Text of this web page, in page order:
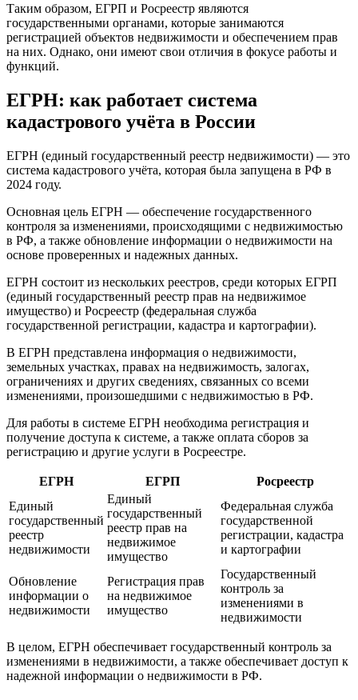
Таким образом, ЕГРП и Росреестр являются
государственными органами, которые занимаются
регистрацией объектов недвижимости и обеспечением прав
на них. Однако, они имеют свои отличия в фокусе работы и
функций.
ЕГРН: как работает система
кадастрового учёта в России
ЕГРН (единый государственный реестр недвижимости) — это
система кадастрового учёта, которая была запущена в РФ в
2024 году.
Основная цель ЕГРН — обеспечение государственного
контроля за изменениями, происходящими с недвижимостью
в РФ, а также обновление информации о недвижимости на
основе проверенных и надежных данных.
ЕГРН состоит из нескольких реестров, среди которых ЕГРП
(единый государственный реестр прав на недвижимое
имущество) и Росреестр (федеральная служба
государственной регистрации, кадастра и картографии).
В ЕГРН представлена информация о недвижимости,
земельных участках, правах на недвижимость, залогах,
ограничениях и других сведениях, связанных со всеми
изменениями, произошедшими с недвижимостью в РФ.
Для работы в системе ЕГРН необходима регистрация и
получение доступа к системе, а также оплата сборов за
регистрацию и другие услуги в Росреестре.
ЕГРН ЕГРП
Росреестр
Единый
государственный
реестр
недвижимости
Единый
государственный
реестр прав на
недвижимое
имущество
Федеральная служба
государственной
регистрации, кадастра
и картографии
Обновление
информации о
недвижимости
Регистрация прав
на недвижимое
имущество
Государственный
контроль за
изменениями в
недвижимости
В целом, ЕГРН обеспечивает государственный контроль за
изменениями в недвижимости, а также обеспечивает доступ к
надежной информации о недвижимости в РФ.